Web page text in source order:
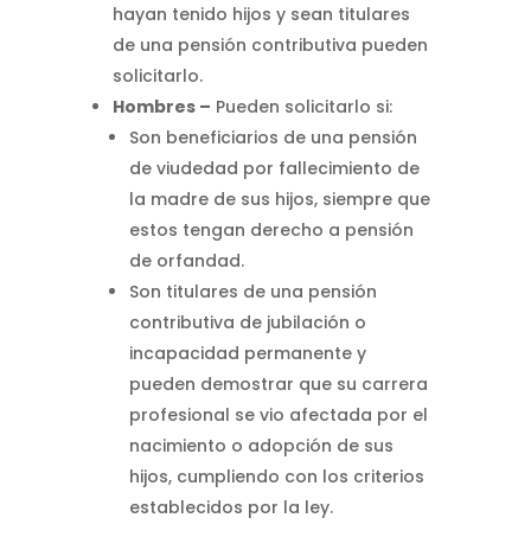
hayan tenido hijos y sean titulares
de una pensión contributiva pueden
solicitarlo.
Hombres – Pueden solicitarlo si:
Son beneficiarios de una pensión
de viudedad por fallecimiento de
la madre de sus hijos, siempre que
estos tengan derecho a pensión
de orfandad.
Son titulares de una pensión
contributiva de jubilación o
incapacidad permanente y
pueden demostrar que su carrera
profesional se vio afectada por el
nacimiento o adopción de sus
hijos, cumpliendo con los criterios
establecidos por la ley.